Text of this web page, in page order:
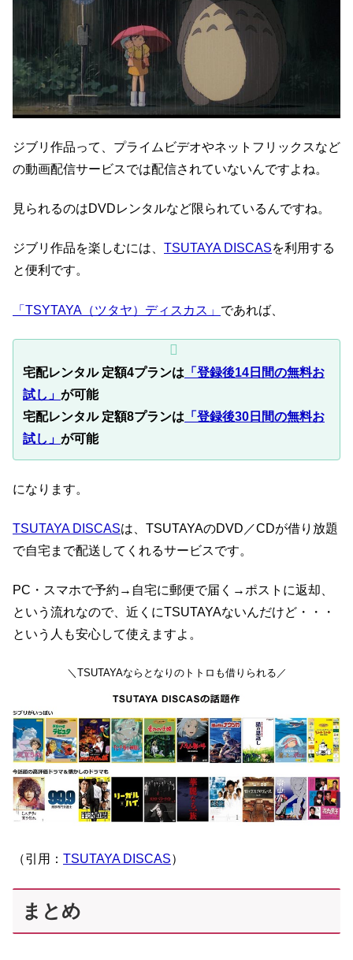
ジブリ作品って、プライムビデオやネットフリックスなど
の動画配信サービスでは配信されていないんですよね。
見られるのはDVDレンタルなど限られているんですね。
ジブリ作品を楽しむには、 TSUTAYA DISCASを利用する
と便利です。
「TSYTAYA（ツタヤ）ディスカス」 であれば、
宅配レンタル 定額4プランは 「登録後14日間の無料お
試し」 が可能
宅配レンタル 定額8プランは 「登録後30日間の無料お
試し」 が可能
になります。
TSUTAYA DISCASは、TSUTAYAのDVD／CDが借り放題
で自宅まで配送してくれるサービスです。
PC・スマホで予約→自宅に郵便で届く→ポストに返却、
という流れなので、近くにTSUTAYAないんだけど・・・
という人も安心して使えますよ。
＼TSUTAYAならとなりのトトロも借りられる／
（引用： TSUTAYA DISCAS）
まとめ